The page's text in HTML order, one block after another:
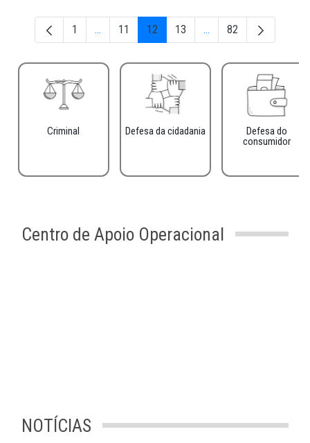
Página
1 ...Páginas intermediárias Usar ABA para navegar.
Página
11 Página
12 Página
13 ...Páginas intermediárias
Página
82
Criminal Defesa da cidadania
Defesa do
consumidor
Centro de Apoio Operacional
NOTÍCIAS